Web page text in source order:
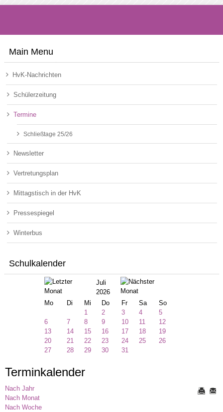
Main Menu
HvK-Nachrichten
Schülerzeitung
Termine
Schließtage 25/26
Newsletter
Vertretungsplan
Mittagstisch in der HvK
Pressespiegel
Winterbus
Schulkalender
Juli
2026
Mo
Di Mi Do Fr Sa
So
1
2 3 4
5
6
7 8 9 10 11
12
13
14 15 16 17 18
19
20
21 22 23 24 25
26
27
28 29 30 31
Terminkalender
Nach Jahr
Nach Monat
Nach Woche